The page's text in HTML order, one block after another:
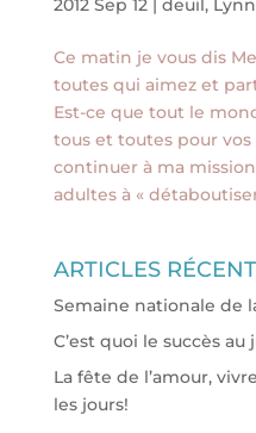
2012 Sep 12| deuil,
Ce matin je vous dis
toutes qui aimez et
Est-ce que tout le
tous et toutes pour
continuer à ma
adultes à «
ARTICLES
Semaine nationale de
C’est quoi le succès au
La fête de l’amour,
les jours!